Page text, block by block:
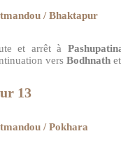
/ Bhaktapur
et arrêt à
vers Bodhnath
13
/ Pokhara